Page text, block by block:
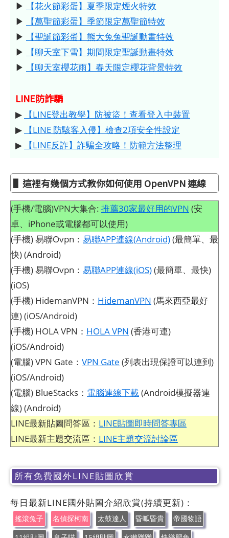
▶
【花火節彩蛋】夏季限定煙火特效
▶
【萬聖節彩蛋】季節限定萬聖節特效
▶
【聖誕節彩蛋】熊大兔兔聖誕動畫特效
▶
【聊天室下雪】期間限定聖誕動畫特效
▶
【聊天室櫻花雨】春天限定櫻花背景特效
LINE防詐騙
▶
【LINE登出教學】防被盜！查看登入中裝置
▶
【LINE 防駭客入侵】檢查2項安全性設定
▶
【LINE反詐】詐騙全攻略！防範方法整理
▌這裡有幾個方式教你如何使用 OpenVPN 連線
(手機/電腦)VPN大集合: 推薦30家最好用的VPN (安
卓、iPhone或電腦都可以使用)
(手機) 易聯Ovpn： 易聯APP連線(Android)(最簡單、最
快) (Android)
(手機) 易聯Ovpn： 易聯APP連線(iOS)(最簡單、最快)
(iOS)
(手機) HidemanVPN： HidemanVPN (馬來西亞最好
連) (iOS/Android)
(手機) HOLA VPN： HOLA VPN (香港可連)
(iOS/Android)
(電腦) VPN Gate： VPN Gate (列表出現保證可以連到)
(iOS/Android)
(電腦) BlueStacks： 電腦連線下載(Android模擬器連
線) (Android)
LINE最新貼圖問答區： LINE貼圖即時問答專區
LINE最新主題交流區： LINE主題交流討論區
所有免費國外LINE貼圖欣賞
每日最新LINE國外貼圖介紹欣賞(持續更新)：
搖滾兔子 名偵探柯南 太鼓達人 昏呱昏貴
帝國物語